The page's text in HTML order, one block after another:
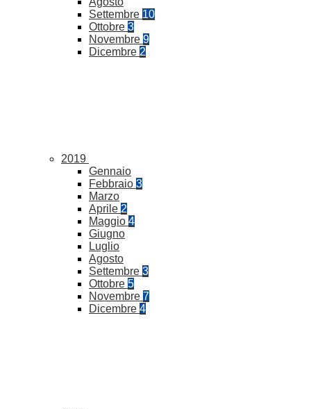
Settembre 10
Ottobre 3
Novembre 9
Dicembre 2
2019
Gennaio
Febbraio 3
Marzo
Aprile 2
Maggio 4
Giugno
Luglio
Agosto
Settembre 3
Ottobre 5
Novembre 7
Dicembre 4